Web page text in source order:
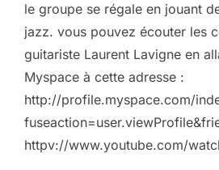
le groupe se régale en jouant
jazz. vous pouvez écouter les
guitariste Laurent Lavigne en
Myspace à cette adresse :
http://profile.myspace.com/
httpv://www.youtube.com/